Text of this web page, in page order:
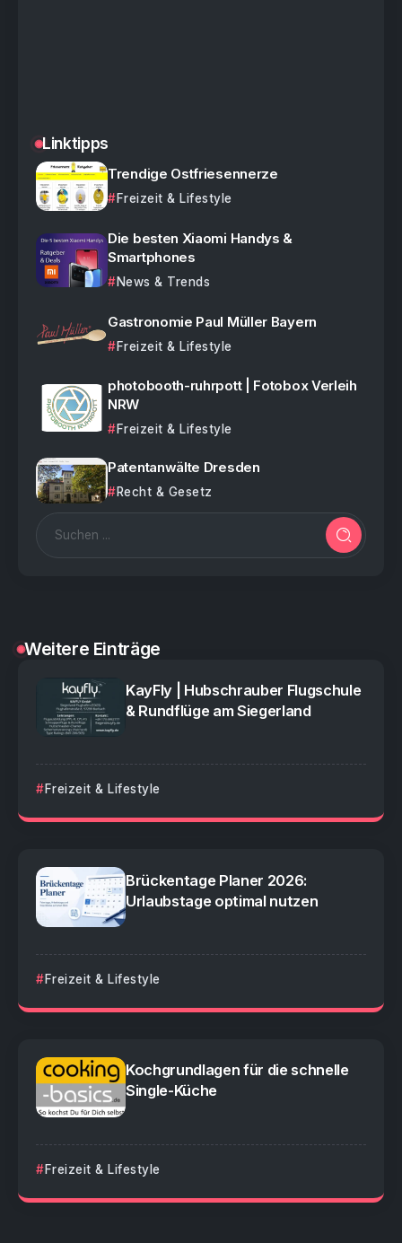
Linktipps
Trendige Ostfriesennerze
Freizeit & Lifestyle
Die besten Xiaomi Handys &
Smartphones
News & Trends
Gastronomie Paul Müller Bayern
Freizeit & Lifestyle
photobooth-ruhrpott | Fotobox Verleih
NRW
Freizeit & Lifestyle
Patentanwälte Dresden
Recht & Gesetz
Weitere Einträge
KayFly | Hubschrauber Flugschule
& Rundflüge am Siegerland
Freizeit & Lifestyle
Brückentage Planer 2026:
Urlaubstage optimal nutzen
Freizeit & Lifestyle
Kochgrundlagen für die schnelle
Single-Küche
Freizeit & Lifestyle